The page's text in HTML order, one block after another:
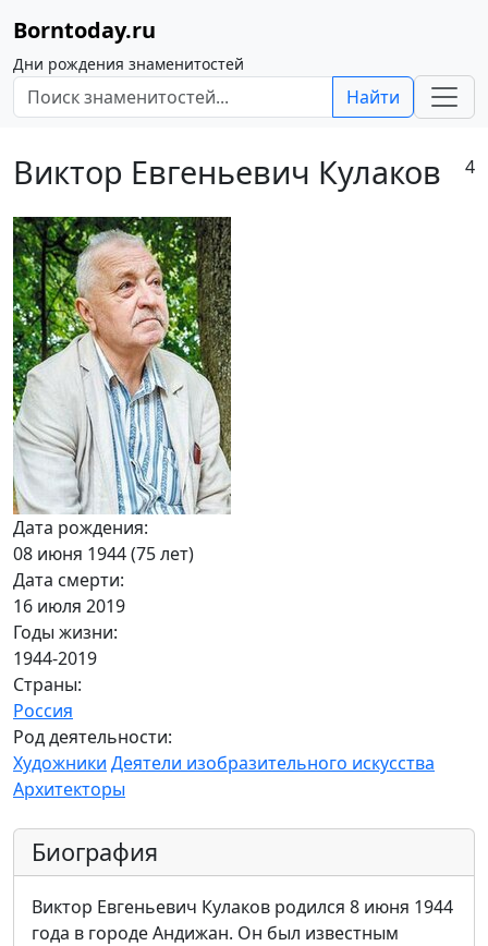
Borntoday.ru
Дни рождения знаменитостей
Найти
Виктор Евгеньевич Кулаков 4
Дата рождения:
08 июня 1944 (75 лет)
Дата смерти:
16 июля 2019
Годы жизни:
1944-2019
Страны:
Россия
Род деятельности:
Художники Деятели изобразительного искусства
Архитекторы
Биография
Виктор Евгеньевич Кулаков родился 8 июня 1944
года в городе Андижан. Он был известным